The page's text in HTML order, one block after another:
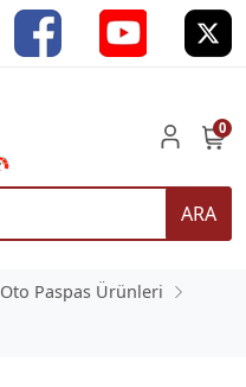
ARA
0
Oto Paspas Ürünleri